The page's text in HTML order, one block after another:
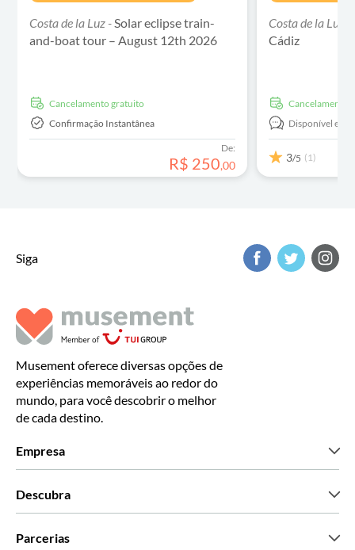
Costa de la Luz -Solar eclipse train-
and-boat tour – August 12th 2026
Cancelamento gratuito
Confirmação Instantânea
De:
R$ 250,00
Costa de la Luz -
Cádiz
Cancelamento
Disponível em:
3/5 (1)
Siga
Musement oferece diversas opções de
experiências memoráveis ao redor do
mundo, para você descobrir o melhor
de cada destino.
Empresa
Descubra
Parcerias